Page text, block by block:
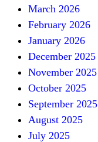
March 2026
February 2026
January 2026
December 2025
November 2025
October 2025
September 2025
August 2025
July 2025